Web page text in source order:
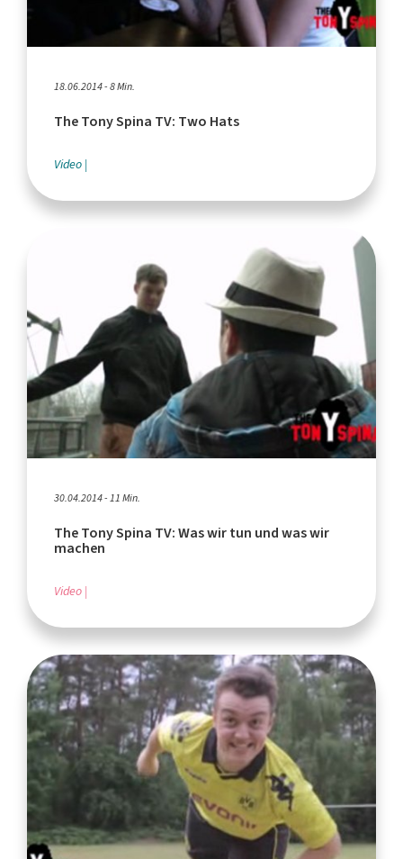
18.06.2014 - 8 Min.
The Tony Spina TV: Two Hats
Video
30.04.2014 - 11 Min.
The Tony Spina TV: Was wir tun und was wir
machen
Video